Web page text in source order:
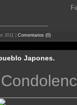
2011| Comentarios (0)
Japones.